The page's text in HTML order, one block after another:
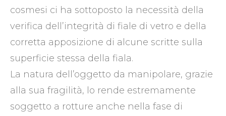
cosmesi ci ha sottoposto la necessità della
verifica dell’integrità di fiale di vetro e della
corretta apposizione di alcune scritte sulla
superficie stessa della fiala.
La natura dell’oggetto da manipolare, grazie
alla sua fragilità, lo rende estremamente
soggetto a rotture anche nella fase di